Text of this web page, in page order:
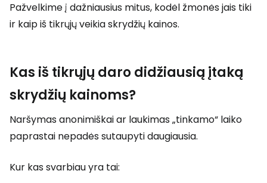
Pažvelkime į dažniausius mitus, kodėl žmonės jais tiki
ir kaip iš tikrųjų veikia skrydžių kainos.
Kas iš tikrųjų daro didžiausią įtaką
skrydžių kainoms?
Naršymas anonimiškai ar laukimas „tinkamo“ laiko
paprastai nepadės sutaupyti daugiausia.
Kur kas svarbiau yra tai: